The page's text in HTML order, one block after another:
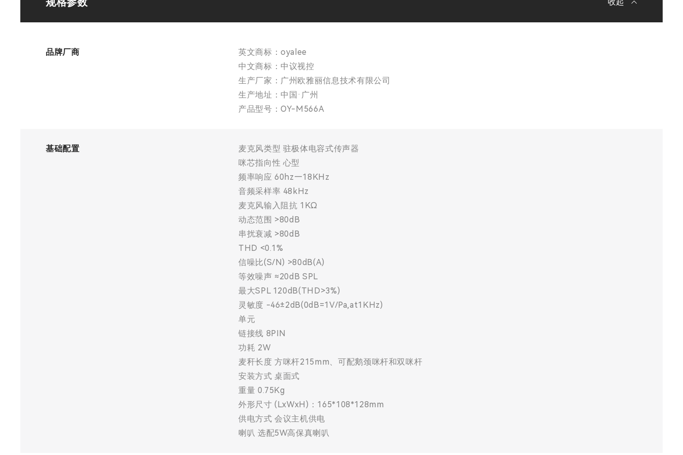
品牌厂商
英文商标：oyalee
中文商标：中议视控
生产厂家：广州欧雅丽信息技术有限公司
生产地址：中国·广州
产品型号：OY-M566A
基础配置
麦克风类型 驻极体电容式传声器
咪芯指向性 心型
频率响应 60hz—18KHz
音频采样率 48kHz
麦克风输入阻抗 1KΩ
动态范围 >80dB
串扰衰减 >80dB
THD <0.1%
信噪比(S/N) >80dB(A)
等效噪声 ≈20dB SPL
最大SPL 120dB(THD>3%)
灵敏度 -46±2dB(0dB=1V/Pa,at1KHz)
单元
链接线 8PIN
功耗 2W
麦秆长度 方咪杆215mm、可配鹅颈咪杆和双咪杆
安装方式 桌面式
重量 0.75Kg
外形尺寸 (LxWxH)：165*108*128mm
供电方式 会议主机供电
喇叭 选配5W高保真喇叭